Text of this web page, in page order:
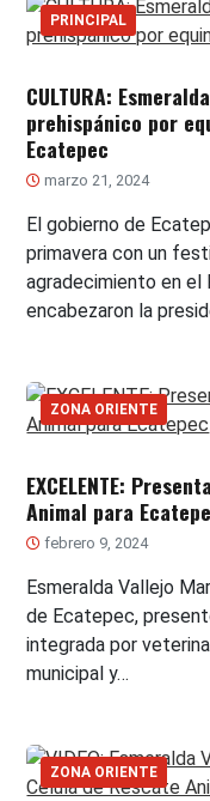
PRINCIPAL
CULTURA:
prehispánico por
Ecatepec
marzo 21, 2024
El gobierno de
primavera con un
agradecimiento en el
encabezaron la
ZONA ORIENTE
EXCELENTE:
Animal para
febrero 9, 2024
Esmeralda Vallejo
de Ecatepec,
integrada por
municipal y…
ZONA ORIENTE